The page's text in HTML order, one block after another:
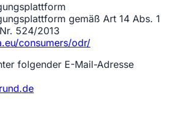
gemäß Art 14 Abs. 1
524/2013
consumers/odr/
folgender E-Mail-Adresse